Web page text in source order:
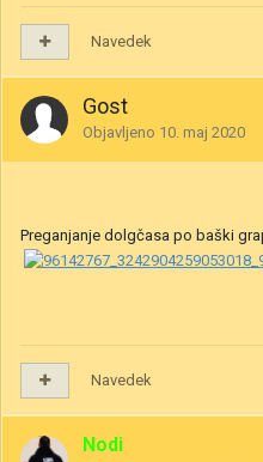
Navedek
Gost
Objavljeno 10. maj 2020
Preganjanje dolgčasa po baški
Navedek
Nodi